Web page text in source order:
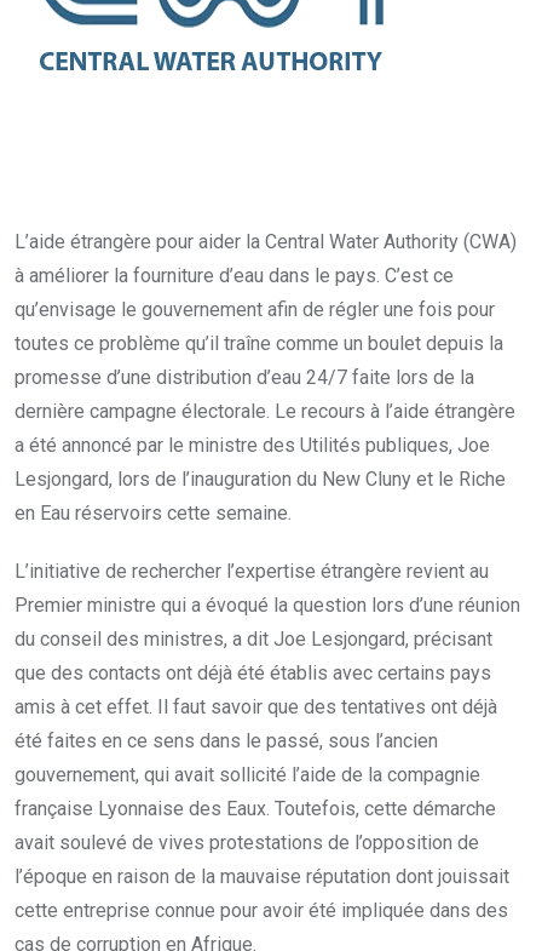
L’aide étrangère pour aider la Central Water Authority (CWA)
à améliorer la fourniture d’eau dans le pays. C’est ce
qu’envisage le gouvernement afin de régler une fois pour
toutes ce problème qu’il traîne comme un boulet depuis la
promesse d’une distribution d’eau 24/7 faite lors de la
dernière campagne électorale. Le recours à l’aide étrangère
a été annoncé par le ministre des Utilités publiques, Joe
Lesjongard, lors de l’inauguration du New Cluny et le Riche
en Eau réservoirs cette semaine.
L’initiative de rechercher l’expertise étrangère revient au
Premier ministre qui a évoqué la question lors d’une réunion
du conseil des ministres, a dit Joe Lesjongard, précisant
que des contacts ont déjà été établis avec certains pays
amis à cet effet. Il faut savoir que des tentatives ont déjà
été faites en ce sens dans le passé, sous l’ancien
gouvernement, qui avait sollicité l’aide de la compagnie
française Lyonnaise des Eaux. Toutefois, cette démarche
avait soulevé de vives protestations de l’opposition de
l’époque en raison de la mauvaise réputation dont jouissait
cette entreprise connue pour avoir été impliquée dans des
cas de corruption en Afrique.